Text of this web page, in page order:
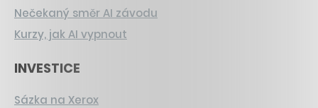
Nečekaný směr AI závodu
Kurzy, jak AI vypnout
INVESTICE
Sázka na Xerox